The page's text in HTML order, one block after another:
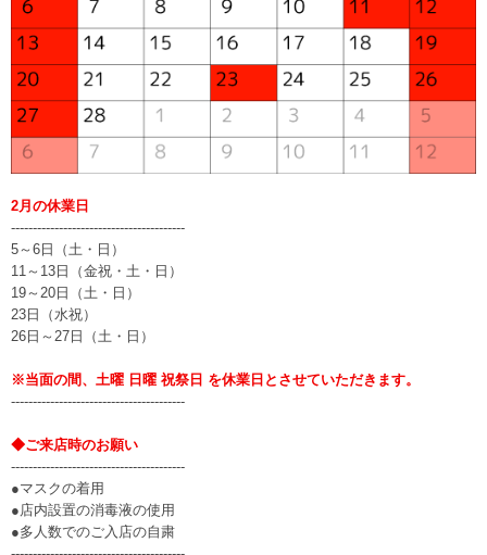
2月の休業日
----------------------------------------
5～6日（土・日）
11～13日（金祝・土・日）
19～20日（土・日）
23日（水祝）
26日～27日（土・日）
※当面の間、土曜 日曜 祝祭日 を休業日とさせていただきます。
----------------------------------------
◆ご来店時のお願い
----------------------------------------
●マスクの着用
●店内設置の消毒液の使用
●多人数でのご入店の自粛